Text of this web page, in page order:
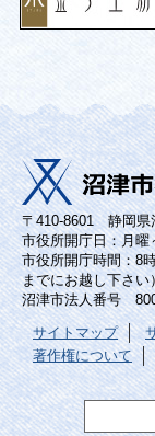
〒410-8601 静岡県
市役所開庁日：月曜
市役所開庁時間：8
までにお越し下さい
沼津市法人番号
サイトマップ
著作権について